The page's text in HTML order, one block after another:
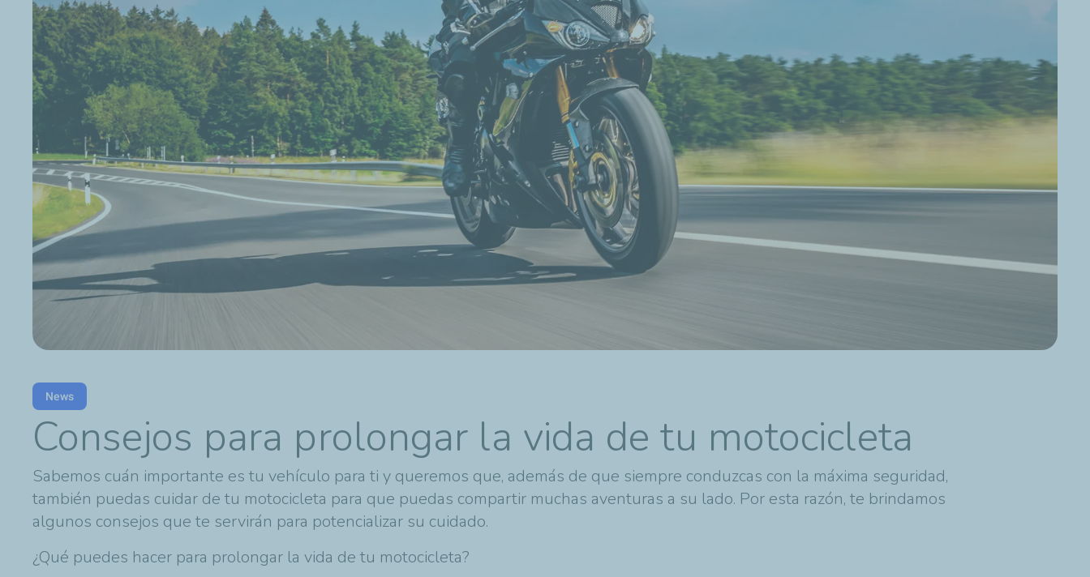
News
Consejos para prolongar la vida de tu motocicleta
Sabemos cuán importante es tu vehículo para ti y queremos que, además de que siempre conduzcas con la máxima seguridad,
también puedas cuidar de tu motocicleta para que puedas compartir muchas aventuras a su lado. Por esta razón, te brindamos
algunos consejos que te servirán para potencializar su cuidado.
¿Qué puedes hacer para prolongar la vida de tu motocicleta?